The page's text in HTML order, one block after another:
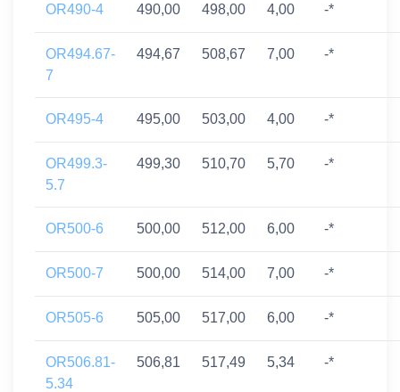
OR490-4 490,00 498,00 4,00 -*
OR494.67-
7
494,67 508,67 7,00 -*
OR495-4 495,00 503,00 4,00 -*
OR499.3-
5.7
499,30 510,70 5,70 -*
OR500-6 500,00 512,00 6,00 -*
OR500-7 500,00 514,00 7,00 -*
OR505-6 505,00 517,00 6,00 -*
OR506.81-
5.34
506,81 517,49 5,34 -*